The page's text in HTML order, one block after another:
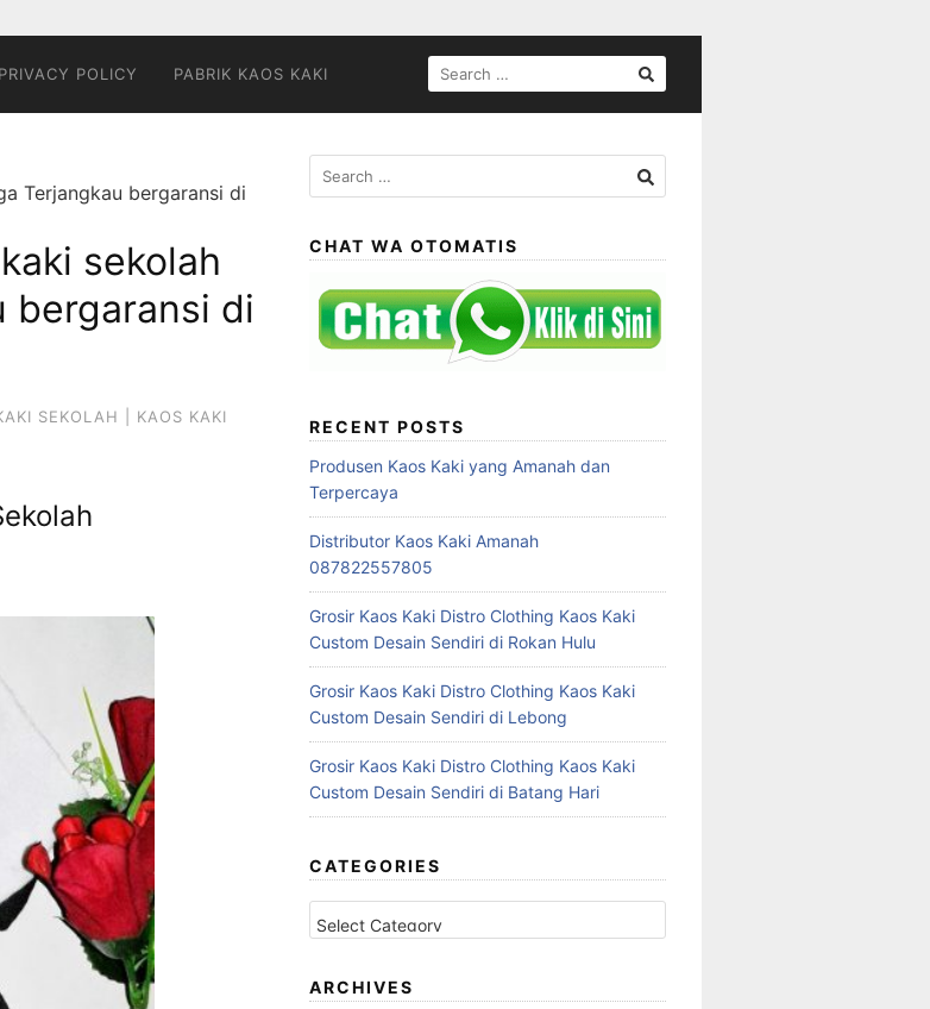
PRIVACY POLICY PABRIK KAOS KAKI
SEARCH
FOR:
Terjangkau bergaransi di
sekolah
bergaransi di
SEKOLAH | KAOS KAKI
Search
for:
CHAT WA OTOMATIS
RECENT POSTS
Produsen Kaos Kaki yang Amanah dan
Terpercaya
Distributor Kaos Kaki Amanah
087822557805
Grosir Kaos Kaki Distro Clothing Kaos Kaki
Custom Desain Sendiri di Rokan Hulu
Grosir Kaos Kaki Distro Clothing Kaos Kaki
Custom Desain Sendiri di Lebong
Grosir Kaos Kaki Distro Clothing Kaos Kaki
Custom Desain Sendiri di Batang Hari
CATEGORIES
Categories
ARCHIVES